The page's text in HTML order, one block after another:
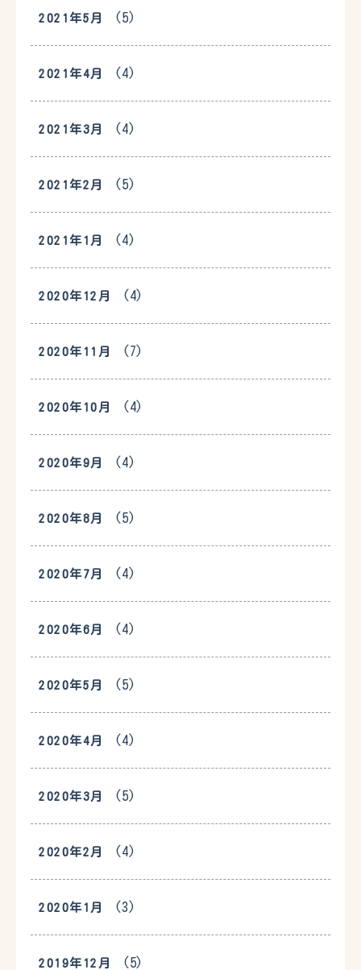
2021年5月 (5)
2021年4月 (4)
2021年3月 (4)
2021年2月 (5)
2021年1月 (4)
2020年12月 (4)
2020年11月 (7)
2020年10月 (4)
2020年9月 (4)
2020年8月 (5)
2020年7月 (4)
2020年6月 (4)
2020年5月 (5)
2020年4月 (4)
2020年3月 (5)
2020年2月 (4)
2020年1月 (3)
2019年12月 (5)